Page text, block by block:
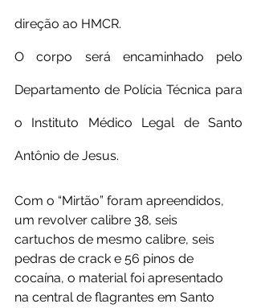
direção ao HMCR.
O corpo será encaminhado pelo
Departamento de Polícia Técnica para
o Instituto Médico Legal de Santo
Antônio de Jesus.
Com o “Mirtão” foram apreendidos,
um revolver calibre 38, seis
cartuchos de mesmo calibre, seis
pedras de crack e 56 pinos de
cocaína, o material foi apresentado
na central de flagrantes em Santo